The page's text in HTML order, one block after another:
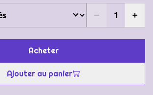
Acheter
Ajouter au panier